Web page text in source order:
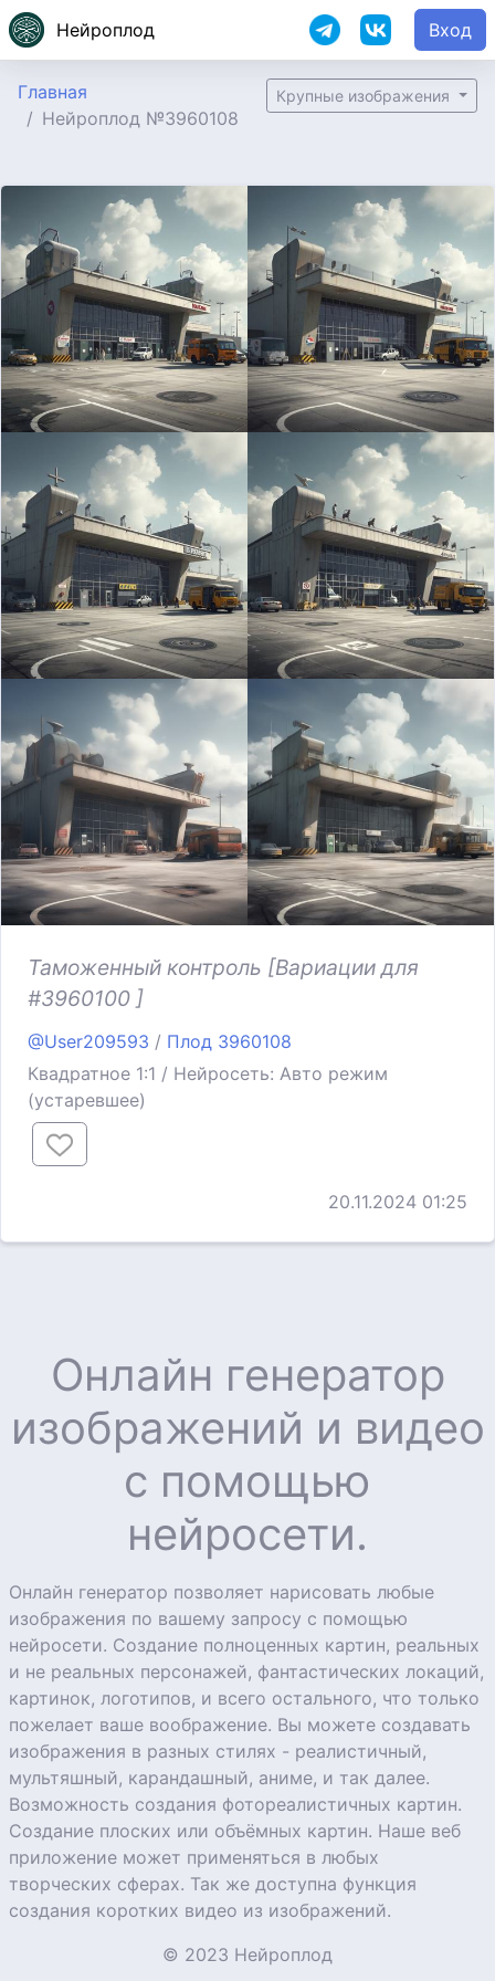
Нейроплод Вход
Главная
Нейроплод №3960108
Крупные изображения
Таможенный контроль [Вариации для
#3960100 ]
@User209593 / Плод 3960108
Квадратное 1:1 / Нейросеть: Авто режим
(устаревшее)
20.11.2024 01:25
Онлайн генератор
изображений и видео
с помощью
нейросети.
Онлайн генератор позволяет нарисовать любые
изображения по вашему запросу с помощью
нейросети. Создание полноценных картин, реальных
и не реальных персонажей, фантастических локаций,
картинок, логотипов, и всего остального, что только
пожелает ваше воображение. Вы можете создавать
изображения в разных стилях - реалистичный,
мультяшный, карандашный, аниме, и так далее.
Возможность создания фотореалистичных картин.
Создание плоских или объёмных картин. Наше веб
приложение может применяться в любых
творческих сферах. Так же доступна функция
создания коротких видео из изображений.
© 2023 Нейроплод